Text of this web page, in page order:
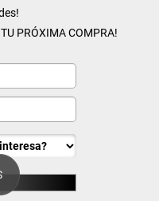
TU PRÓXIMA COMPRA!